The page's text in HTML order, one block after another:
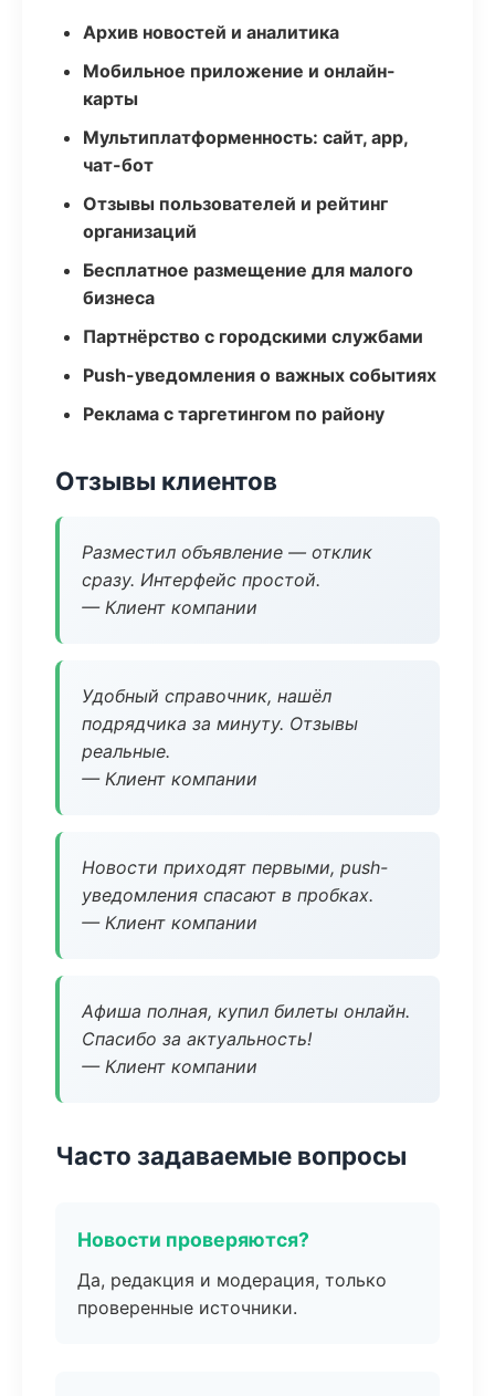
Архив новостей и аналитика
Мобильное приложение и онлайн-
карты
Мультиплатформенность: сайт, app,
чат-бот
Отзывы пользователей и рейтинг
организаций
Бесплатное размещение для малого
бизнеса
Партнёрство с городскими службами
Push-уведомления о важных событиях
Реклама с таргетингом по району
Отзывы клиентов
Разместил объявление — отклик
сразу. Интерфейс простой.
— Клиент компании
Удобный справочник, нашёл
подрядчика за минуту. Отзывы
реальные.
— Клиент компании
Новости приходят первыми, push-
уведомления спасают в пробках.
— Клиент компании
Афиша полная, купил билеты онлайн.
Спасибо за актуальность!
— Клиент компании
Часто задаваемые вопросы
Новости проверяются?
Да, редакция и модерация, только
проверенные источники.